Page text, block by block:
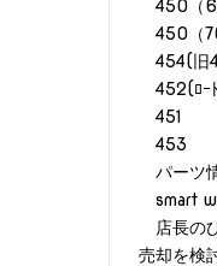
450（
450（
454(旧
452(ﾛｰ
451
453
パーツ
smart
店長の
売却を検